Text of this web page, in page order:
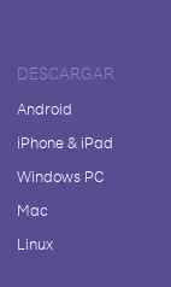
DESCARGAR
Android
iPhone & iPad
Windows PC
Mac
Linux